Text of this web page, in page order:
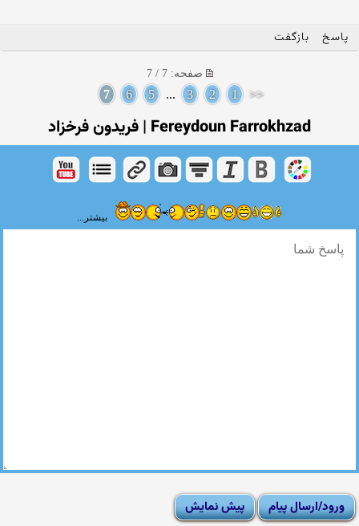
پاسخ بازگفت
صفحه: 7 / 7
<<
1
2
3
...
5
6
7
Fereydoun Farrokhzad | فریدون فرخزاد
بیشتر...